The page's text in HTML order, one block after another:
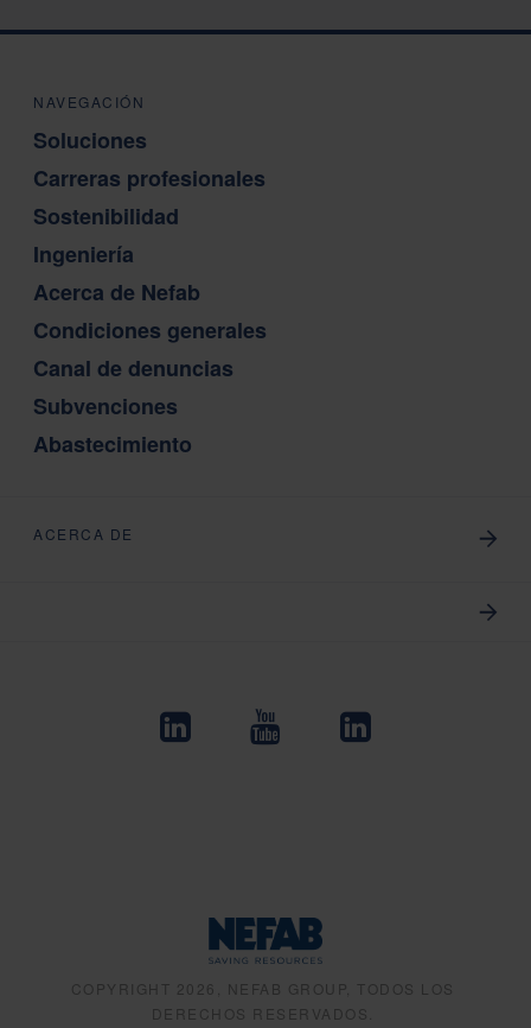
NAVEGACIÓN
Soluciones
Carreras profesionales
Sostenibilidad
Ingeniería
Acerca de Nefab
Condiciones generales
Canal de denuncias
Subvenciones
Abastecimiento
ACERCA DE
COPYRIGHT 2026, NEFAB GROUP, TODOS LOS
DERECHOS RESERVADOS.